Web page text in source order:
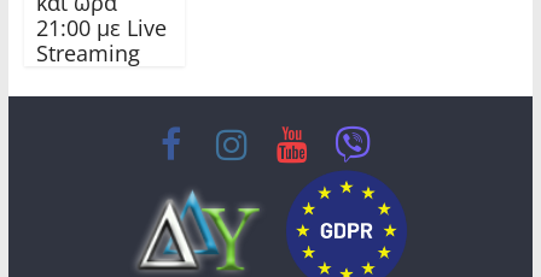
21:00 με Live
Streaming